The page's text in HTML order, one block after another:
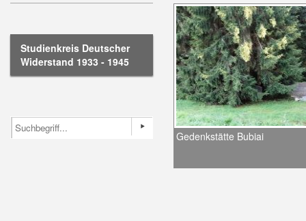
Studienkreis Deutscher
Widerstand 1933 - 1945
Gedenkstätte Bubiai